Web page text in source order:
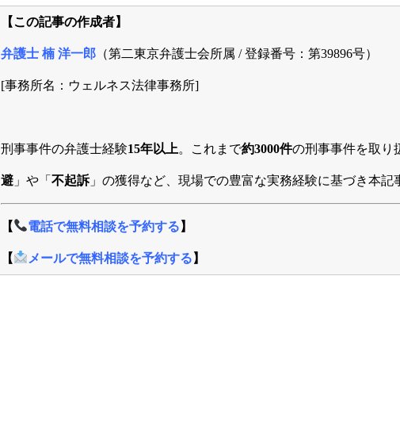
【この記事の作成者】
弁護士 楠 洋一郎 （第二東京弁護士会所属 / 登録番号：第39896号）
[事務所名：ウェルネス法律事務所]
刑事事件の弁護士経験15年以上。これまで約3000件の刑事事件を取り
避 」や「 不起訴」の獲得など、現場での豊富な実務経験に基づき本記
【 電話で無料相談を予約する 】
【 メールで無料相談を予約する 】